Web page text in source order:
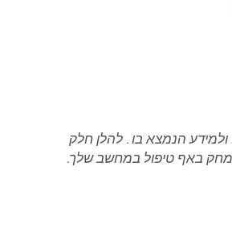
הנמצא בו . להלן חלק
באף טיפול במחשב שלך.